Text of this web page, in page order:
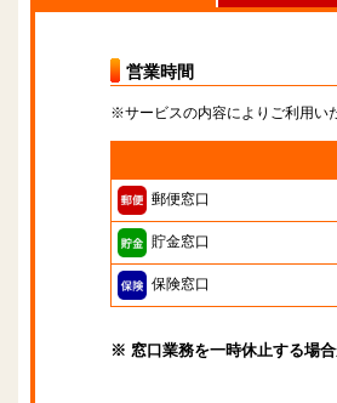
営業時間
※サービスの内容によりご利用い
郵便窓口
貯金窓口
保険窓口
※ 窓口業務を一時休止する場合